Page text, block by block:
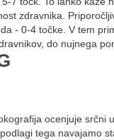
zdravnika.
- 0-4 točke. V tem
do nujnega
ocenjuje srčni
tega navajamo